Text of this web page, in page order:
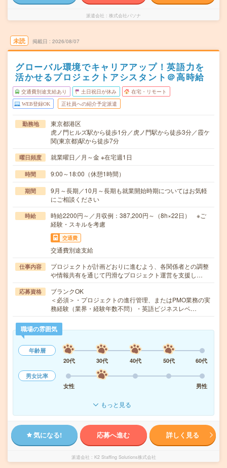
派遣会社 株式会社パソナ
未読 掲載日 2026/08/07
グローバル環境でキャリアアップ！英語力を
活かせるプロジェクトアシスタント＠高時給
交通費別途支給あり 土日祝日が休み 在宅・リモート
WEB登録OK 正社員への紹介予定派遣
勤務地
東京都港区
虎ノ門ヒルズ駅から徒歩1分／虎ノ門駅から徒歩3分／霞ケ
関(東京都)駅から徒歩7分
曜日頻度 就業曜日／月～金 ※在宅週1日
時間 9:00～18:00（休憩1時間）
期間
9月～長期／10月～長期も就業開始時期についてはお気軽
にご相談ください
時給
時給2200円～／月収例：387,200円～（8h×22日） ※ご
経験・スキルを考慮
交通費
交通費別途支給
仕事内容
プロジェクトが計画どおりに進むよう、各関係者との調整
や情報共有を通じて円滑なプロジェクト運営を支援し…
応募資格
ブランクOK
＜必須＞・プロジェクトの進行管理、またはPMO業務の実
務経験（業界・経験年数不問）・英語ビジネスレベ…
職場の雰囲気
年齢層
20代
30代 40代 50代
60代
男女比率
女性
男性
もっと見る
気になる! 応募へ進む 詳しく見る
派遣会社 K2 Staffing Solutions株式会社